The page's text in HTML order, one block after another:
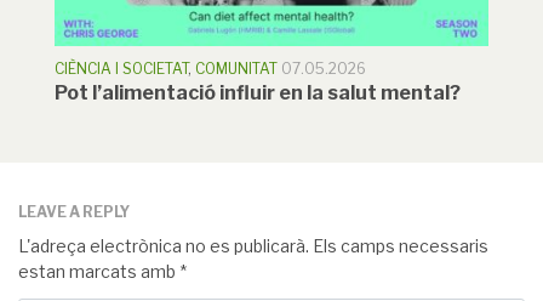
CIÈNCIA I SOCIETAT, COMUNITAT 07.05.2026
Pot l’alimentació influir en la salut mental?
LEAVE A REPLY
L'adreça electrònica no es publicarà. Els camps necessaris
estan marcats amb *